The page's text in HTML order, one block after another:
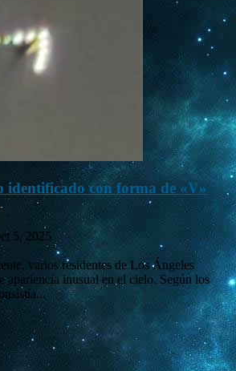
identificado con forma de «V»
5, 2025
varios residentes de Los Ángeles
apariencia inusual en el cielo. Según los